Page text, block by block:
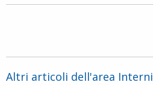
Altri articoli dell'area Interni